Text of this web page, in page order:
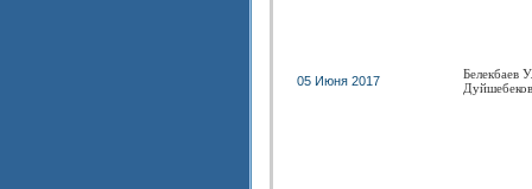
05 Июня 2017
Белекбаев